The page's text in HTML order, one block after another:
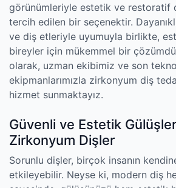
görünümleriyle estetik ve restoratif
tercih edilen bir seçenektir.
ve diş etleriyle uyumuyla birlikte,
bireyler için mükemmel bir
olarak, uzman ekibimiz ve son
ekipmanlarımızla zirkonyum diş
hizmet sunmaktayız.
Güvenli ve Estetik
Zirkonyum Dişler
Sorunlu dişler, birçok insanın
etkileyebilir. Neyse ki, modern diş